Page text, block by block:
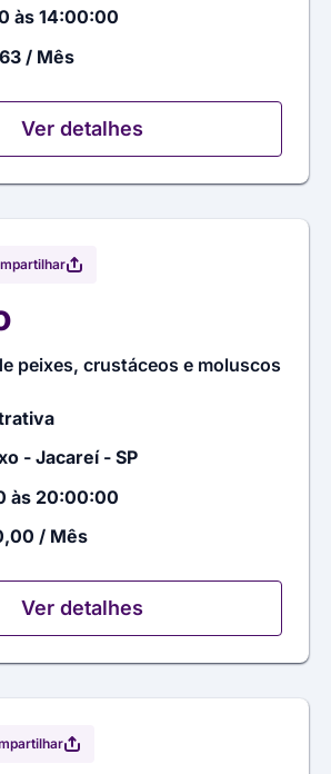
às 14:00:00
/ Mês
Ver detalhes
peixes, crustáceos e moluscos
- Jacareí - SP
às 20:00:00
/ Mês
Ver detalhes